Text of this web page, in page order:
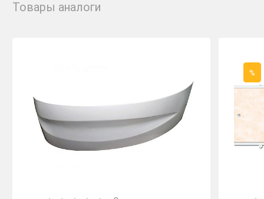
Товары аналоги
%